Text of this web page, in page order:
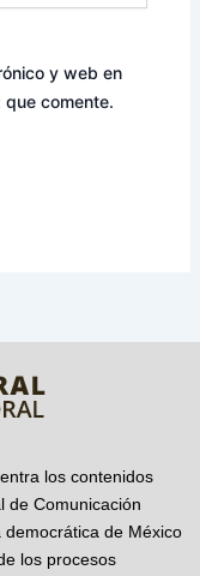
y web en
comente.
los contenidos
de Comunicación
de México
los procesos